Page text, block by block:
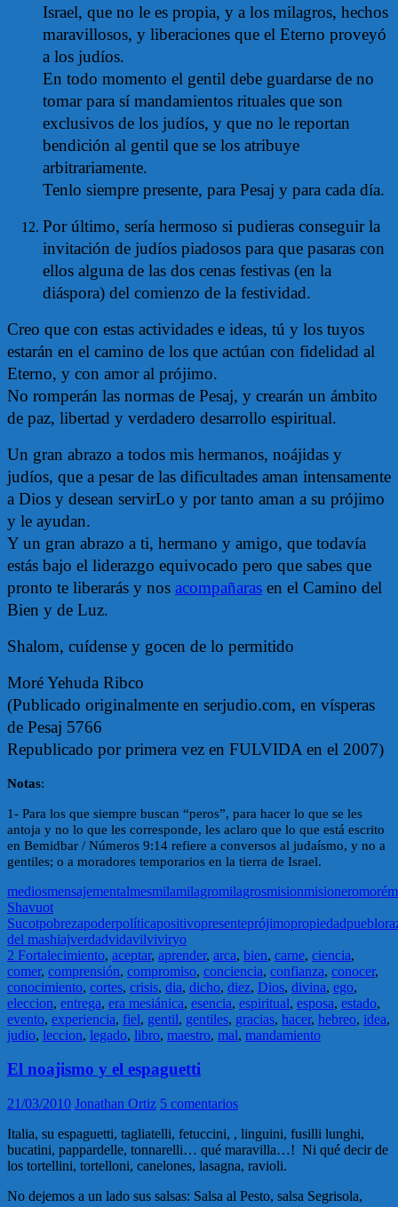
Israel, que no le es propia, y a los milagros, hechos
maravillosos, y liberaciones que el Eterno proveyó
a los judíos.
En todo momento el gentil debe guardarse de no
tomar para sí mandamientos rituales que son
exclusivos de los judíos, y que no le reportan
bendición al gentil que se los atribuye
arbitrariamente.
Tenlo siempre presente, para Pesaj y para cada día.
Por último, sería hermoso si pudieras conseguir la
invitación de judíos piadosos para que pasaras con
ellos alguna de las dos cenas festivas (en la
diáspora) del comienzo de la festividad.
Creo que con estas actividades e ideas, tú y los tuyos
estarán en el camino de los que actúan con fidelidad al
Eterno, y con amor al prójimo.
No romperán las normas de Pesaj, y crearán un ámbito
de paz, libertad y verdadero desarrollo espiritual.
Un gran abrazo a todos mis hermanos, noájidas y
judíos, que a pesar de las dificultades aman intensamente
a Dios y desean servirLo y por tanto aman a su prójimo
y le ayudan.
Y un gran abrazo a ti, hermano y amigo, que todavía
estás bajo el liderazgo equivocado pero que sabes que
pronto te liberarás y nos acompañaras en el Camino del
Bien y de Luz.
Shalom, cuídense y gocen de lo permitido
Moré Yehuda Ribco
(Publicado originalmente en serjudio.com, en vísperas
de Pesaj 5766
Republicado por primera vez en FULVIDA en el 2007)
Notas:
1- Para los que siempre buscan “peros”, para hacer lo que se les
antoja y no lo que les corresponde, les aclaro que lo que está escrito
en Bemidbar / Números 9:14 refiere a conversos al judaísmo, y no a
gentiles; o a moradores temporarios en la tierra de Israel.
mediosmensajementalmesmilamilagromilagrosmisionmisioneromoré
Shavuot
Sucotpobrezapoderpolíticapositivopresenteprójimopropiedadpueblo
del mashiajverdadvidavilviviryo
2 Fortalecimiento, aceptar, aprender, arca, bien, carne, ciencia,
comer, comprensión, compromiso, conciencia, confianza, conocer,
conocimiento, cortes, crisis, dia, dicho, diez, Dios, divina, ego,
eleccion, entrega, era mesiánica, esencia, espiritual, esposa, estado,
evento, experiencia, fiel, gentil, gentiles, gracias, hacer, hebreo, idea,
judio, leccion, legado, libro, maestro, mal, mandamiento
El noajismo y el espaguetti
21/03/2010 Jonathan Ortiz 5 comentarios
Italia, su espaguetti, tagliatelli, fetuccini, , linguini, fusilli lunghi,
bucatini, pappardelle, tonnarelli… qué maravilla…! Ni qué decir de
los tortellini, tortelloni, canelones, lasagna, ravioli.
No dejemos a un lado sus salsas: Salsa al Pesto, salsa Segrisola,